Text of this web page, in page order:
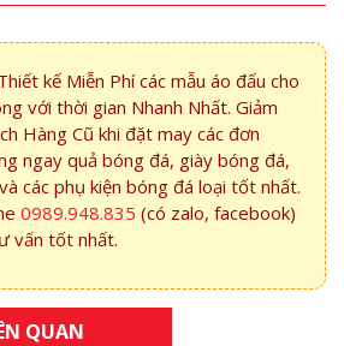
kế Miễn Phí các mẫu áo đấu cho
với thời gian Nhanh Nhất. Giảm
Hàng Cũ khi đặt may các đơn
ngay quả bóng đá, giày bóng đá,
các phụ kiện bóng đá loại tốt nhất.
0989.948.835 (có zalo, facebook)
vấn tốt nhất.
QUAN